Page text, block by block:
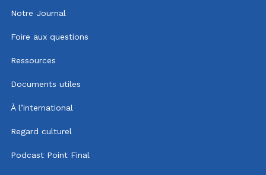
Notre Journal
Foire aux questions
Ressources
Documents utiles
À l’international
Regard culturel
Podcast Point Final